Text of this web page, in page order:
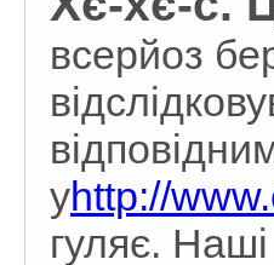
всерйоз
уhttp://
гуляє.